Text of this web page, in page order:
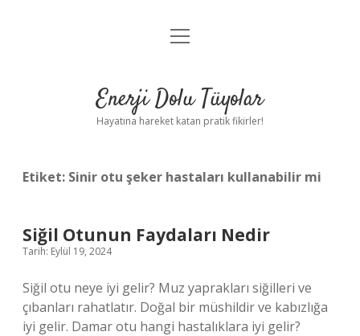
Anasayfa
Yasal Uyarı
menüyü
Enerji Dolu Tüyolar
Hayatına hareket katan pratik fikirler!
Etiket: Sinir otu şeker hastaları kullanabilir mi
Siğil Otunun Faydaları Nedir
Tarih: Eylül 19, 2024
Siğil otu neye iyi gelir? Muz yaprakları siğilleri ve
çıbanları rahatlatır. Doğal bir müshildir ve kabızlığa
iyi gelir. Damar otu hangi hastalıklara iyi gelir?